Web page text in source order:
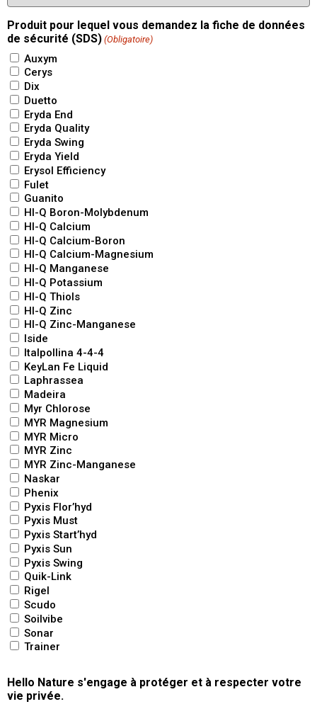
Produit pour lequel vous demandez la fiche de données
de sécurité (SDS) (Obligatoire)
Auxym
Cerys
Dix
Duetto
Eryda End
Eryda Quality
Eryda Swing
Eryda Yield
Erysol Efficiency
Fulet
Guanito
HI-Q Boron-Molybdenum
HI-Q Calcium
HI-Q Calcium-Boron
HI-Q Calcium-Magnesium
HI-Q Manganese
HI-Q Potassium
HI-Q Thiols
HI-Q Zinc
HI-Q Zinc-Manganese
Iside
Italpollina 4-4-4
KeyLan Fe Liquid
Laphrassea
Madeira
Myr Chlorose
MYR Magnesium
MYR Micro
MYR Zinc
MYR Zinc-Manganese
Naskar
Phenix
Pyxis Flor’hyd
Pyxis Must
Pyxis Start’hyd
Pyxis Sun
Pyxis Swing
Quik-Link
Rigel
Scudo
Soilvibe
Sonar
Trainer
Hello Nature s'engage à protéger et à respecter votre
vie privée.